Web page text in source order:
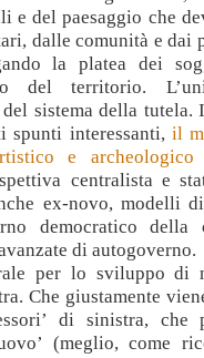
e del paesaggio che
dalle comunità e dai
la platea dei
del territorio.
sistema della tutela.
spunti interessanti, il
e archeologico
centralista e
ex-novo, modelli
democratico
di autogoverno.
per lo sviluppo di
Che giustamente
di sinistra, che
(meglio, come